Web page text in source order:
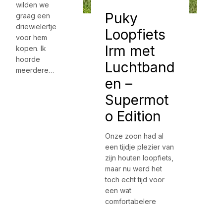
wilden we
graag een
driewielertje
voor hem
kopen. Ik
hoorde
meerdere…
Puky
Loopfiets
lrm met
Luchtband
en –
Supermot
o Edition
Onze zoon had al
een tijdje plezier van
zijn houten loopfiets,
maar nu werd het
toch echt tijd voor
een wat
comfortabelere